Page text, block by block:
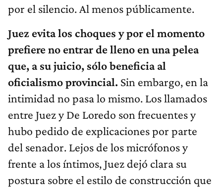
por el silencio. Al menos públicamente.
Juez evita los choques y por el momento
prefiere no entrar de lleno en una pelea
que, a su juicio, sólo beneficia al
oficialismo provincial. Sin embargo, en la
intimidad no pasa lo mismo. Los llamados
entre Juez y De Loredo son frecuentes y
hubo pedido de explicaciones por parte
del senador. Lejos de los micrófonos y
frente a los íntimos, Juez dejó clara su
postura sobre el estilo de construcción que